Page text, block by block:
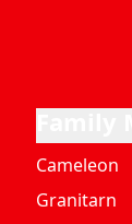
Cameleon
Granitarn